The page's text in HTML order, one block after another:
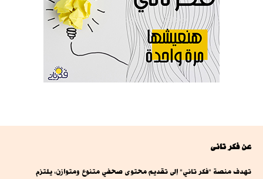
عن فكر تانى
تهدف منصة "فكر تاني" إلى تقديم محتوى صحفي متنوع ومتوازن، يلتزم